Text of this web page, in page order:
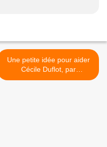
Une petite idée pour aider
Cécile Duflot, par
E.Boulogne. >